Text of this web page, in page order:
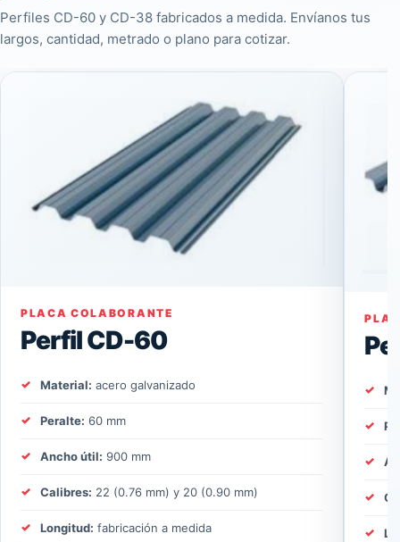
Perfiles CD-60 y CD-38 fabricados a medida. Envíanos tus
largos, cantidad, metrado o plano para cotizar.
PLACA COLABORANTE
Perfil CD-60
Material: acero galvanizado
Peralte: 60 mm
Ancho útil: 900 mm
Calibres: 22 (0.76 mm) y 20 (0.90 mm)
Longitud: fabricación a medida